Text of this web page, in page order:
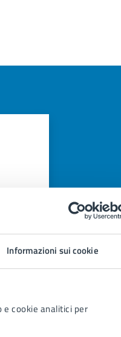
Informazioni sui cookie
cookie analitici per